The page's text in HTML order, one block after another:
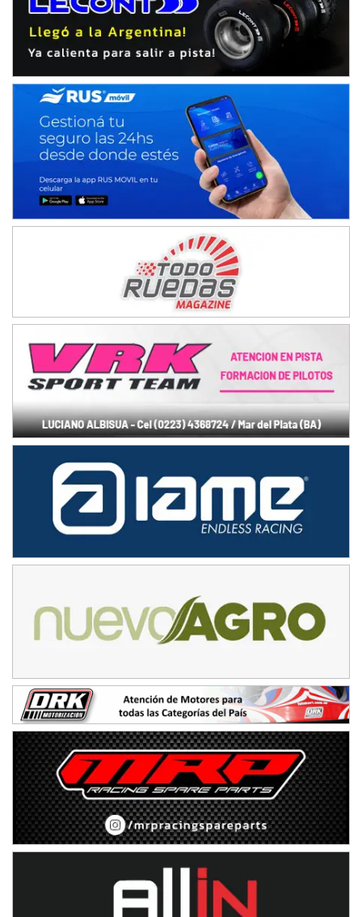
Humboldt (Santa Fe)
NORESTE SANTAFESINO - F6
Ciudad de Avellaneda (Asfalto)
SUR SANTAFESINO - F4
José Samuel Sánchez (Tierra)
Rufino (Santa Fe)
TUCUMANO - F5
Juan Navarro (Asfalto)
El Timbó (Tucumán)